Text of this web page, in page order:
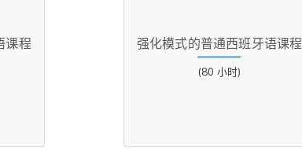
课程 强化模式的普通西班牙语课程
(80 小时)